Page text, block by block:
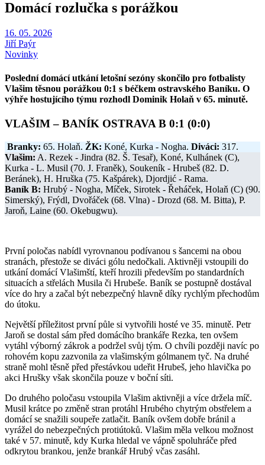
Domácí rozlučka s porážkou
16. 05. 2026
Jiří Paýr
Novinky
Poslední domácí utkání letošní sezóny skončilo pro fotbalisty
Vlašim těsnou porážkou 0:1 s béčkem ostravského Baníku. O
výhře hostujícího týmu rozhodl Dominik Holaň v 65. minutě.
VLAŠIM – BANÍK OSTRAVA B 0:1 (0:0)
Branky: 65. Holaň. ŽK: Koné, Kurka - Nogha. Diváci: 317.
Vlašim: A. Rezek - Jindra (82. Š. Tesař), Koné, Kulhánek (C),
Kurka - L. Musil (70. J. Franěk), Soukeník - Hrubeš (82. D.
Beránek), H. Hruška (75. Kašpárek), Djordjić - Rama.
Baník B: Hrubý - Nogha, Míček, Sirotek - Řeháček, Holaň (C) (90.
Simerský), Frýdl, Dvořáček (68. Vlna) - Drozd (68. M. Bitta), P.
Jaroň, Laine (60. Okebugwu).
První poločas nabídl vyrovnanou podívanou s šancemi na obou
stranách, přestože se diváci gólu nedočkali. Aktivněji vstoupili do
utkání domácí Vlašimští, kteří hrozili především po standardních
situacích a střelách Musila či Hrubeše. Baník se postupně dostával
více do hry a začal být nebezpečný hlavně díky rychlým přechodům
do útoku.
Největší příležitost první půle si vytvořili hosté ve 35. minutě. Petr
Jaroň se dostal sám před domácího brankáře Rezka, ten ovšem
vytáhl výborný zákrok a podržel svůj tým. O chvíli později navíc po
rohovém kopu zazvonila za vlašimským gólmanem tyč. Na druhé
straně mohl těsně před přestávkou udeřit Hrubeš, jeho hlavička po
akci Hrušky však skončila pouze v boční síti.
Do druhého poločasu vstoupila Vlašim aktivněji a více držela míč.
Musil krátce po změně stran protáhl Hrubého chytrým obstřelem a
domácí se snažili soupeře zatlačit. Baník ovšem dobře bránil a
vyrážel do nebezpečných protiútoků. Vlašim měla velkou možnost
také v 57. minutě, kdy Kurka hledal ve vápně spoluhráče před
odkrytou brankou, jenže brankář Hrubý včas zasáhl.